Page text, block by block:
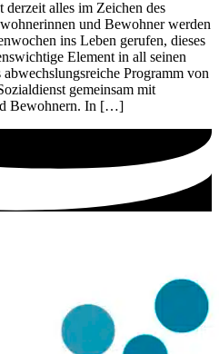
alles im Zeichen des
und Bewohner werden
ins Leben gerufen, dieses
Element in all seinen
Programm von
gemeinsam mit
Bewohnern. In […]